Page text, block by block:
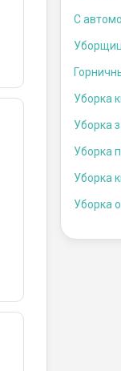
С
Уборка
Уборка
Уборка
Уборка
Уборка